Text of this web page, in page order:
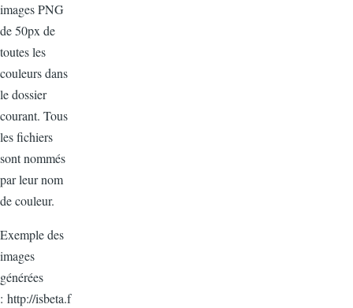
images PNG
de 50px de
toutes les
couleurs dans
le dossier
courant. Tous
les fichiers
sont nommés
par leur nom
de couleur.
Exemple des
images
générées
: http://isbeta.f